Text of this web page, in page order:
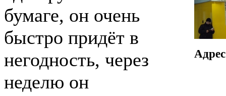
бумаге, он очень
быстро придёт в
негодность, через
неделю он